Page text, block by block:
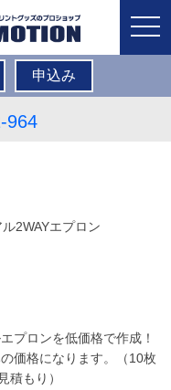
申込み
964
2WAYエプロン
プロンを低価格で作成！
価格になります。（10枚
積もり）